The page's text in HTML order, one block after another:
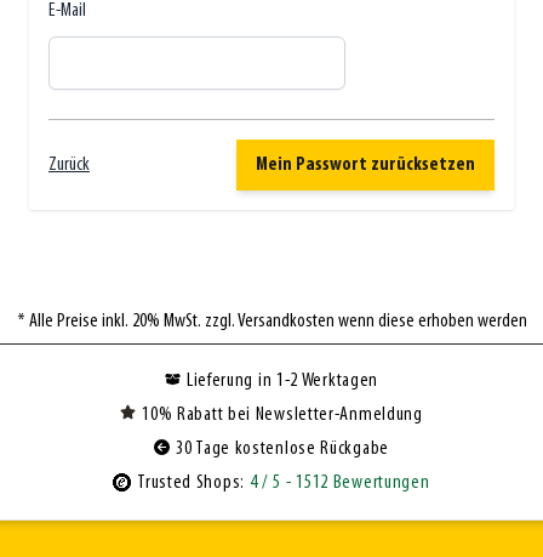
E-Mail
Mein Passwort zurücksetzen
Zurück
* Alle Preise inkl. 20% MwSt. zzgl. Versandkosten wenn diese erhoben werden
Lieferung in 1-2 Werktagen
10% Rabatt bei Newsletter-Anmeldung
30 Tage kostenlose Rückgabe
Trusted Shops: 4/ 5 - 1512 Bewertungen